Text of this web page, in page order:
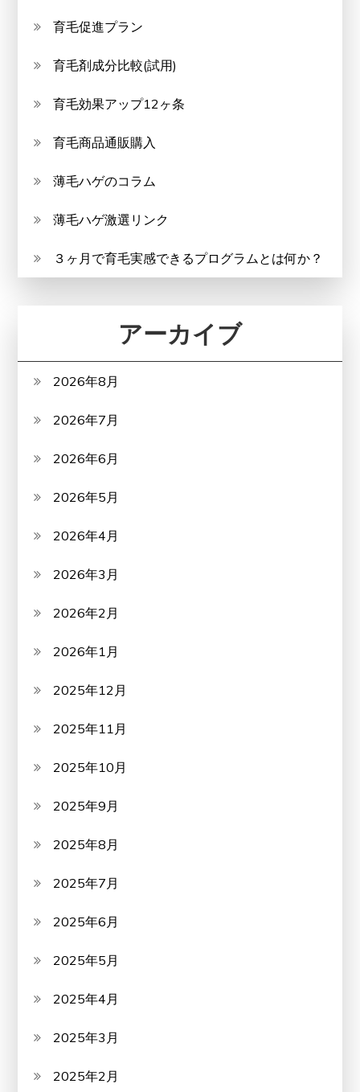
育毛促進プラン
育毛剤成分比較(試用)
育毛効果アップ12ヶ条
育毛商品通販購入
薄毛ハゲのコラム
薄毛ハゲ激選リンク
３ヶ月で育毛実感できるプログラムとは何か？
アーカイブ
2026年8月
2026年7月
2026年6月
2026年5月
2026年4月
2026年3月
2026年2月
2026年1月
2025年12月
2025年11月
2025年10月
2025年9月
2025年8月
2025年7月
2025年6月
2025年5月
2025年4月
2025年3月
2025年2月